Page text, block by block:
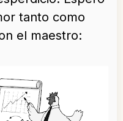
tanto como
el maestro: